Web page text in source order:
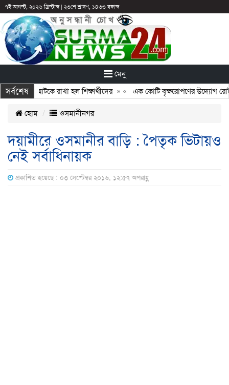
৭ই আগস্ট, ২০২৬ খ্রিস্টাব্দ| ২৩শে শ্রাবণ, ১৪৩৩ বঙ্গাব্দ
মেনু
সর্বশেষ
পরও আটকে রাখা হল শিক্ষার্থীদের» «এক কোটি বৃক্ষরোপণের উদ্যোগ
হোম ওসমানীনগর
দয়ামীরে ওসমানীর বাড়ি : পৈতৃক ভিটায়ও
নেই সর্বাধিনায়ক
প্রকাশিত হয়েছে : ০৩ সেপ্টেম্বর ২০১৬, ১২:৫৭ অপরাহ্ণ